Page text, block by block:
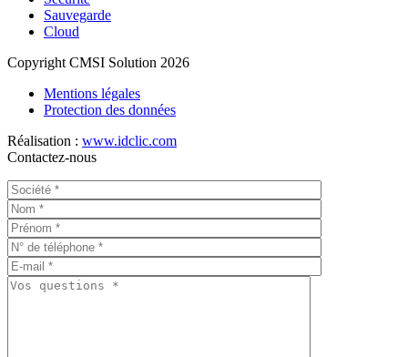
Sauvegarde
Cloud
Copyright CMSI Solution 2026
Mentions légales
Protection des données
Réalisation : www.idclic.com
Contactez-nous